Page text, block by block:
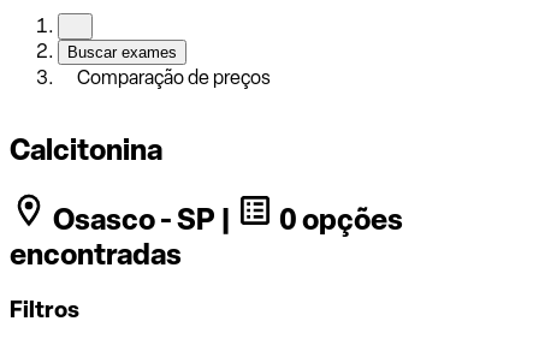
Buscar exames
Comparação de preços
Calcitonina
Osasco - SP |
0 opções
encontradas
Filtros